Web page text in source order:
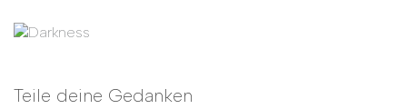
Teile deine Gedanken